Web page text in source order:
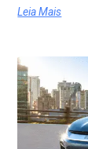
Leia Mais